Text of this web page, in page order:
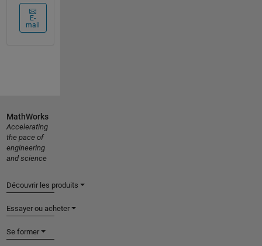
E-
mail
MathWorks
Accelerating
the pace of
engineering
and science
Découvrir les produits
Essayer ou acheter
Se former